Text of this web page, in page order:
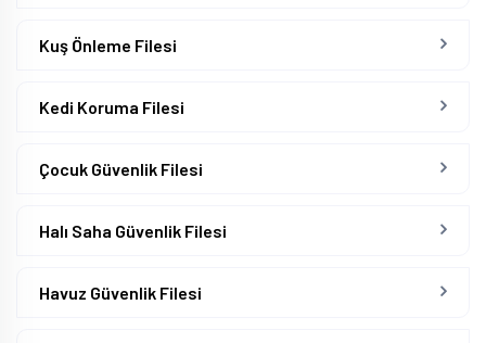
Kuş Önleme Filesi
Kedi Koruma Filesi
Çocuk Güvenlik Filesi
Halı Saha Güvenlik Filesi
Havuz Güvenlik Filesi